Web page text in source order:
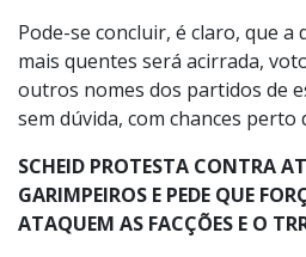
Pode-se concluir, é claro, que
mais quentes será acirrada,
outros nomes dos partidos de
sem dúvida, com chances perto
SCHEID PROTESTA CONTRA
GARIMPEIROS E PEDE QUE
ATAQUEM AS FACÇÕES E O